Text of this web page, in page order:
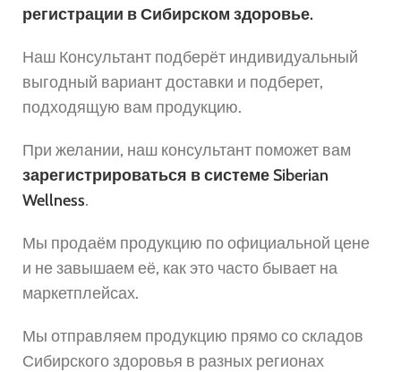
регистрации в Сибирском здоровье.
Наш Консультант подберёт индивидуальный
выгодный вариант доставки и подберет,
подходящую вам продукцию.
При желании, наш консультант поможет вам
зарегистрироваться в системе Siberian
Wellness.
Мы продаём продукцию по официальной цене
и не завышаем её, как это часто бывает на
маркетплейсах.
Мы отправляем продукцию прямо со складов
Сибирского здоровья в разных регионах